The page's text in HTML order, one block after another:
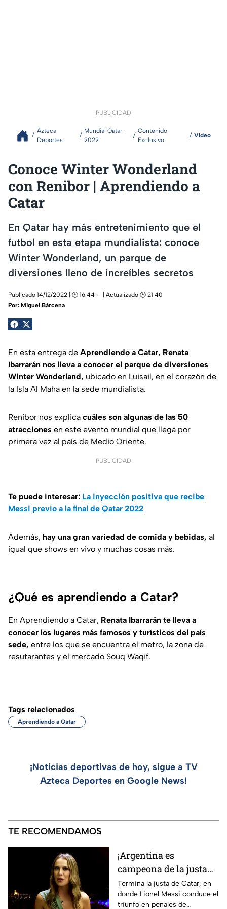
PUBLICIDAD
Azteca
Deportes
Mundial Qatar
2022
Contenido
Exclusivo
Video
Conoce Winter Wonderland
con Renibor | Aprendiendo a
Catar
En Qatar hay más entretenimiento que el
futbol en esta etapa mundialista: conoce
Winter Wonderland, un parque de
diversiones lleno de increíbles secretos
Publicado 14/12/2022 | 🕑 16:44
| Actualizado 🕑 21:40
Por: Miguel Bárcena
En esta entrega de Aprendiendo a Catar, Renata
Ibarrarán nos lleva a conocer el parque de diversiones
Winter Wonderland, ubicado en Luisail, en el corazón de
la Isla Al Maha en la sede mundialista.
Renibor nos explica cuáles son algunas de las 50
atracciones en este evento mundial que llega por
primera vez al país de Medio Oriente.
PUBLICIDAD
Te puede interesar: La inyección positiva que recibe
Messi previo a la final de Qatar 2022
Además, hay una gran variedad de comida y bebidas, al
igual que shows en vivo y muchas cosas más.
¿Qué es aprendiendo a Catar?
En Aprendiendo a Catar, Renata Ibarrarán te lleva a
conocer los lugares más famosos y turísticos del país
sede, entre los que se encuentra el metro, la zona de
resutarantes y el mercado Souq Waqif.
Tags relacionados
Aprendiendo a Qatar
¡Noticias deportivas de hoy, sigue a TV
Azteca Deportes en Google News!
TE RECOMENDAMOS
¡Argentina es
campeona de la justa
de Catar! | El Var Doha
Termina la justa de Catar, en
donde Lionel Messi conduce el
triunfo en penales de